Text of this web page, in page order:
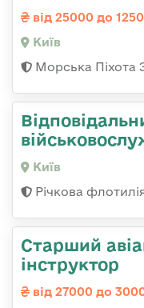
від 25000 до
Київ
Морська Піхота
Київ
Річкова
Старший
інструктор
від 27000 до